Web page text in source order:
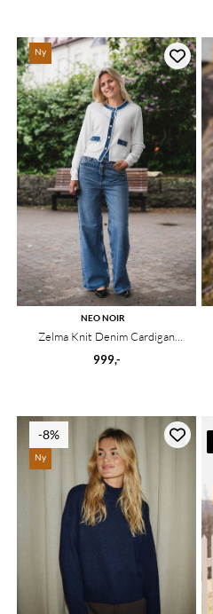
Ny
NEO NOIR
Zelma Knit Denim Cardigan
Offwhite
999,-
-8%
Ny